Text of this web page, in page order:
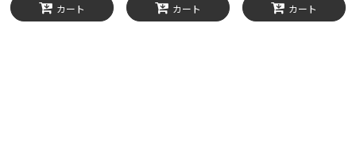
カート カート カート